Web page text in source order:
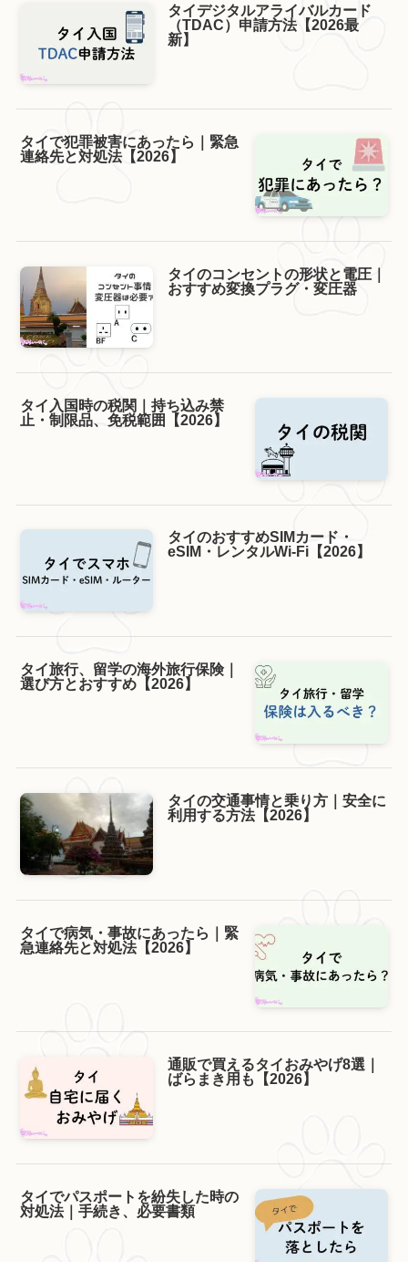
タイデジタルアライバルカード
（TDAC）申請方法【2026最
新】
タイで犯罪被害にあったら｜緊急
連絡先と対処法【2026】
タイのコンセントの形状と電圧｜
おすすめ変換プラグ・変圧器
タイ入国時の税関｜持ち込み禁
止・制限品、免税範囲【2026】
タイのおすすめSIMカード・
eSIM・レンタルWi-Fi【2026】
タイ旅行、留学の海外旅行保険｜
選び方とおすすめ【2026】
タイの交通事情と乗り方｜安全に
利用する方法【2026】
タイで病気・事故にあったら｜緊
急連絡先と対処法【2026】
通販で買えるタイおみやげ8選｜
ばらまき用も【2026】
タイでパスポートを紛失した時の
対処法｜手続き、必要書類